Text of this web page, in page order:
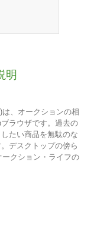
明
、オークションの相
ラウザです。過去の
たい商品を無駄のな
デスクトップの傍ら
クション・ライフの